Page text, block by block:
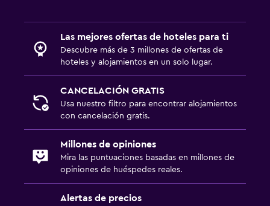
Las mejores ofertas de hoteles para ti
Descubre más de 3 millones de ofertas de
hoteles y alojamientos en un solo lugar.
CANCELACIÓN GRATIS
Usa nuestro filtro para encontrar alojamientos
con cancelación gratis.
Millones de opiniones
Mira las puntuaciones basadas en millones de
opiniones de huéspedes reales.
Alertas de precios